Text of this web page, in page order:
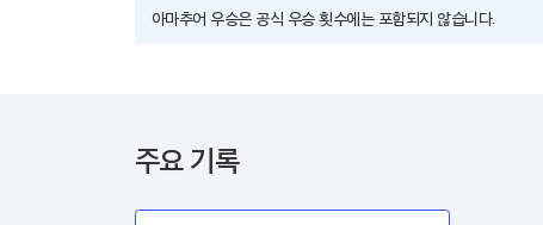
아마추어 우승은 공식 우승 횟수에는 포함되지 않습니다.
주요 기록